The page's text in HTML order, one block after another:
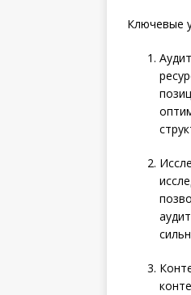
Ключевые